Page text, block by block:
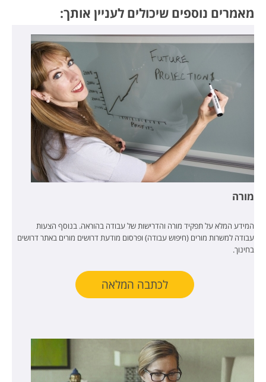
מאמרים נוספים שיכולים לעניין אותך:
מורה
המידע המלא על תפקיד מורה והדרישות של עבודה בהוראה. בנוסף הצעות
עבודה למשרות מורים (חיפוש עבודה) ופרסום מודעת דרושים מורים באתר דרושים
בחינוך.
לכתבה המלאה